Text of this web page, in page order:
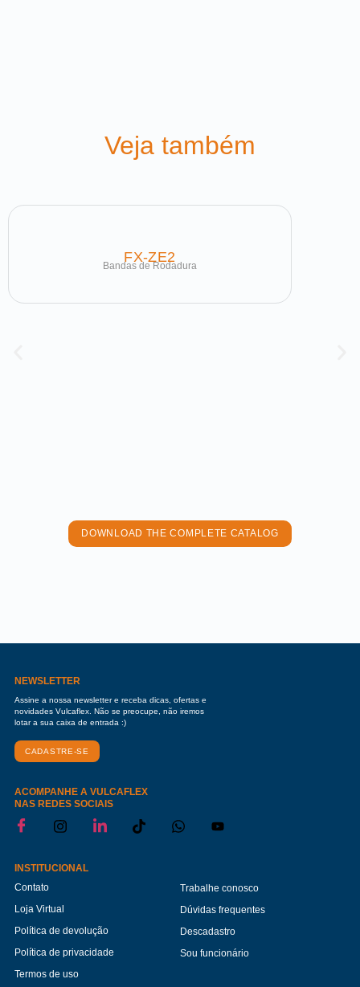
Veja também
FX-ZE2
Bandas de Rodadura
DOWNLOAD THE COMPLETE CATALOG
NEWSLETTER
Assine a nossa newsletter e receba dicas, ofertas e
novidades Vulcaflex. Não se preocupe, não iremos
lotar a sua caixa de entrada :)
CADASTRE-SE
ACOMPANHE A VULCAFLEX
NAS REDES SOCIAIS
INSTITUCIONAL
Contato
Loja Virtual
Política de devolução
Política de privacidade
Termos de uso
Trabalhe conosco
Dúvidas frequentes
Descadastro
Sou funcionário